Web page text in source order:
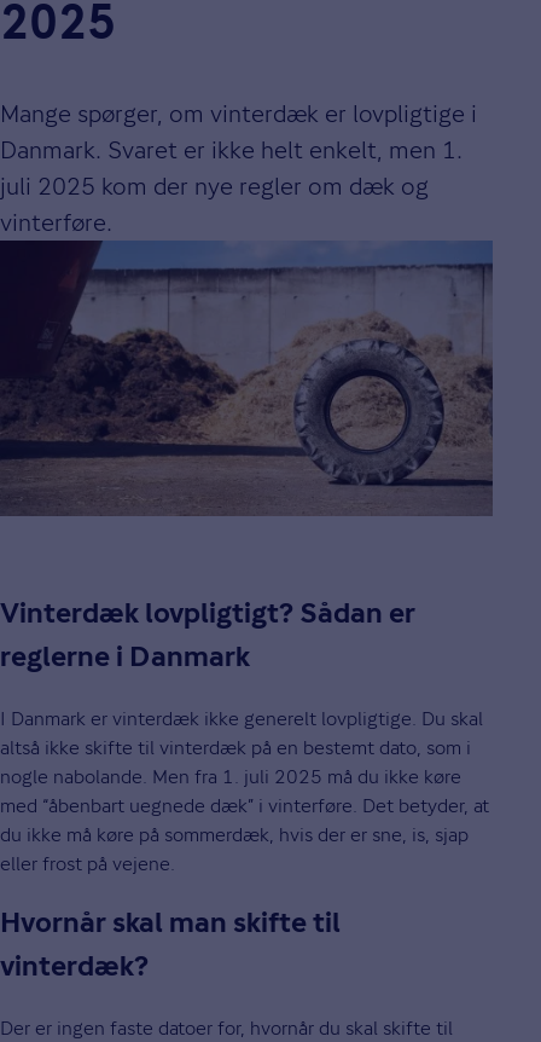
2025
Mange spørger, om vinterdæk er lovpligtige i
Danmark. Svaret er ikke helt enkelt, men 1.
juli 2025 kom der nye regler om dæk og
vinterføre.
Vinterdæk lovpligtigt? Sådan er
reglerne i Danmark
I Danmark er vinterdæk ikke generelt lovpligtige. Du skal
altså ikke skifte til vinterdæk på en bestemt dato, som i
nogle nabolande. Men fra 1. juli 2025 må du ikke køre
med “åbenbart uegnede dæk” i vinterføre. Det betyder, at
du ikke må køre på sommerdæk, hvis der er sne, is, sjap
eller frost på vejene.
Hvornår skal man skifte til
vinterdæk?
Der er ingen faste datoer for, hvornår du skal skifte til